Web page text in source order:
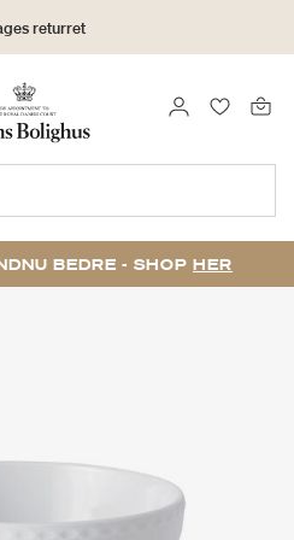
returret
LOG IND
BEDRE - SHOP HER